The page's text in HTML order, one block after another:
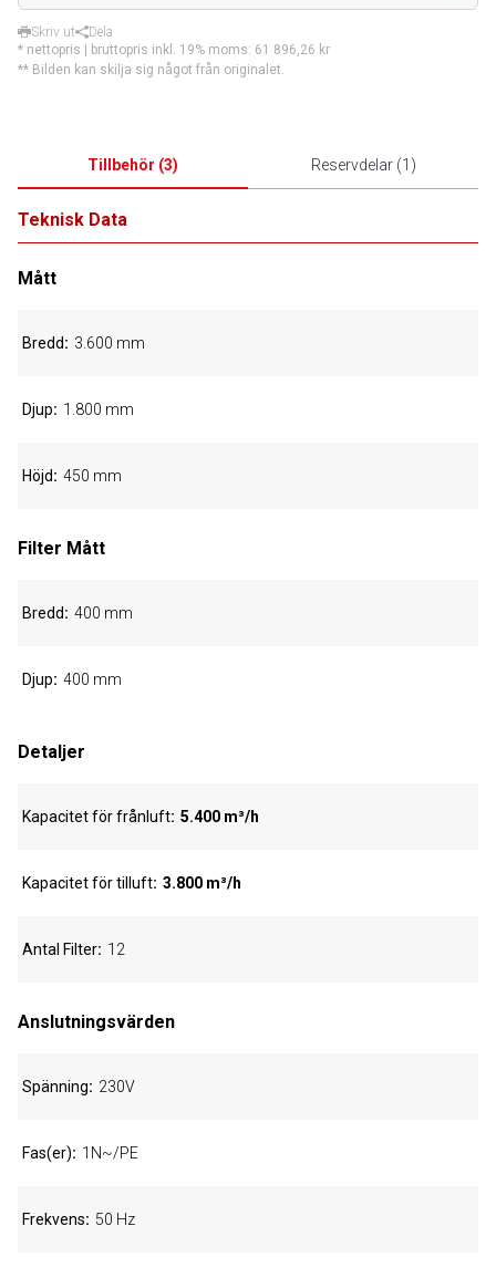
Skriv ut
Dela
* nettopris | bruttopris inkl. 19% moms: 61 896,26 kr
** Bilden kan skilja sig något från originalet.
Tillbehör (3) Reservdelar(1 )
Teknisk Data
Mått
Bredd 3.600 mm
Djup 1.800 mm
Höjd 450 mm
Filter Mått
Bredd 400 mm
Djup 400 mm
Detaljer
Kapacitet för frånluft 5.400 m³/h
Kapacitet för tilluft 3.800 m³/h
Antal Filter 12
Anslutningsvärden
Spänning 230V
Fas(er) 1N~/PE
Frekvens 50 Hz